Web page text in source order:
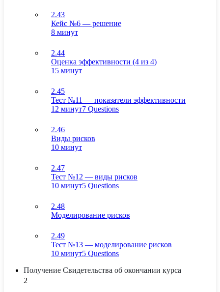
2.43
Кейс №6 — решение
8 минут
2.44
Оценка эффективности (4 из 4)
15 минут
2.45
Тест №11 — показатели эффективности
12 минут7 Questions
2.46
Виды рисков
10 минут
2.47
Тест №12 — виды рисков
10 минут5 Questions
2.48
Моделирование рисков
2.49
Тест №13 — моделирование рисков
10 минут5 Questions
Получение Свидетельства об окончании курса
2